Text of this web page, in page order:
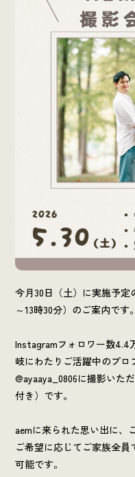
今月30日（土）に実施予
～13時30分）のご案内です。
Instagramフォロワー数4.4
岐にわたりご活躍中のプ
@ayaaya_0806に撮影いた
付き）です。
aemに来られた思い出に、
ご希望に応じてご家族全
可能です。